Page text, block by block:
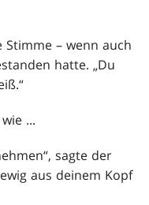
Stimme – wenn auch
hatte. „Du
...
sagte der
aus deinem Kopf